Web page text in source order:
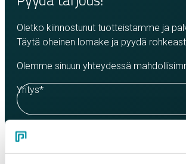
Oletko kiinnostunut tuotteistamme ja
Täytä oheinen lomake ja pyydä
Olemme sinuun yhteydessä
Yritys*
Yhteyshenkilö